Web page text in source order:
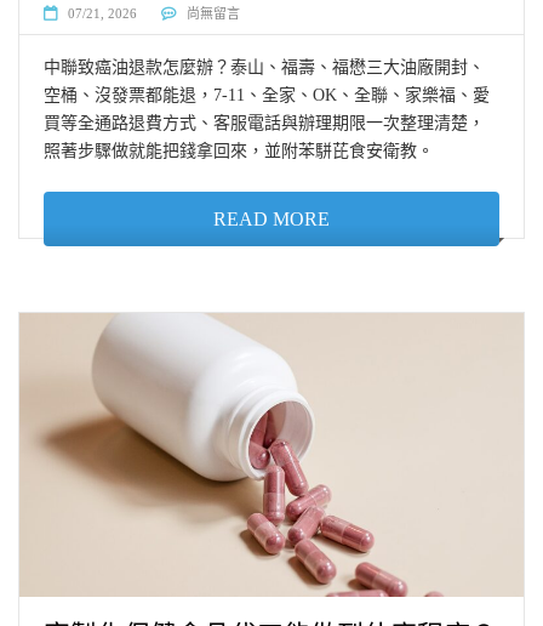
07/21, 2026 尚無留言
中聯致癌油退款怎麼辦？泰山、福壽、福懋三大油廠開封、
空桶、沒發票都能退，7-11、全家、OK、全聯、家樂福、愛
買等全通路退費方式、客服電話與辦理期限一次整理清楚，
照著步驟做就能把錢拿回來，並附苯駢芘食安衛教。
READ MORE